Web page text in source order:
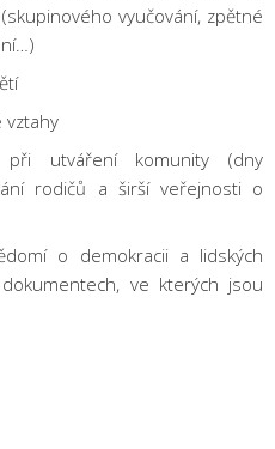
vyučování, zpětné
vztahy
utváření komunity (dny
rodičů a širší veřejnosti o
o demokracii a lidských
ve kterých jsou